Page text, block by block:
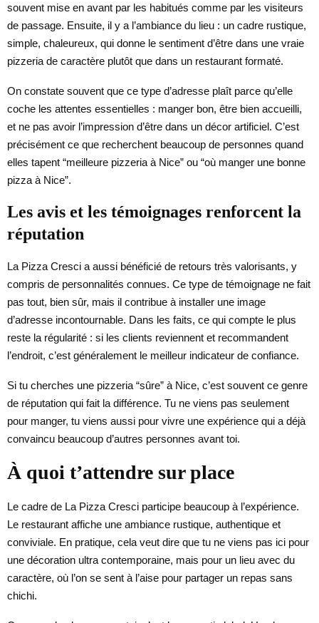
souvent mise en avant par les habitués comme par les visiteurs
de passage. Ensuite, il y a l’ambiance du lieu : un cadre rustique,
simple, chaleureux, qui donne le sentiment d’être dans une vraie
pizzeria de caractère plutôt que dans un restaurant formaté.
On constate souvent que ce type d’adresse plaît parce qu’elle
coche les attentes essentielles : manger bon, être bien accueilli,
et ne pas avoir l’impression d’être dans un décor artificiel. C’est
précisément ce que recherchent beaucoup de personnes quand
elles tapent “meilleure pizzeria à Nice” ou “où manger une bonne
pizza à Nice”.
Les avis et les témoignages renforcent la
réputation
La Pizza Cresci a aussi bénéficié de retours très valorisants, y
compris de personnalités connues. Ce type de témoignage ne fait
pas tout, bien sûr, mais il contribue à installer une image
d’adresse incontournable. Dans les faits, ce qui compte le plus
reste la régularité : si les clients reviennent et recommandent
l’endroit, c’est généralement le meilleur indicateur de confiance.
Si tu cherches une pizzeria “sûre” à Nice, c’est souvent ce genre
de réputation qui fait la différence. Tu ne viens pas seulement
pour manger, tu viens aussi pour vivre une expérience qui a déjà
convaincu beaucoup d’autres personnes avant toi.
À quoi t’attendre sur place
Le cadre de La Pizza Cresci participe beaucoup à l’expérience.
Le restaurant affiche une ambiance rustique, authentique et
conviviale. En pratique, cela veut dire que tu ne viens pas ici pour
une décoration ultra contemporaine, mais pour un lieu avec du
caractère, où l’on se sent à l’aise pour partager un repas sans
chichi.